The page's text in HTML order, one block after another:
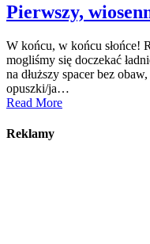
Pierwszy,
W końcu, w końcu słońce!
mogliśmy się doczekać
na dłuższy spacer bez
opuszki/ja…
Read More
Reklamy